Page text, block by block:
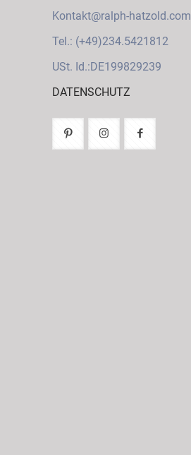
Kontakt@ralph-hatzold.com
Tel.: (+49)234.5421812
USt. Id.:DE199829239
DATENSCHUTZ